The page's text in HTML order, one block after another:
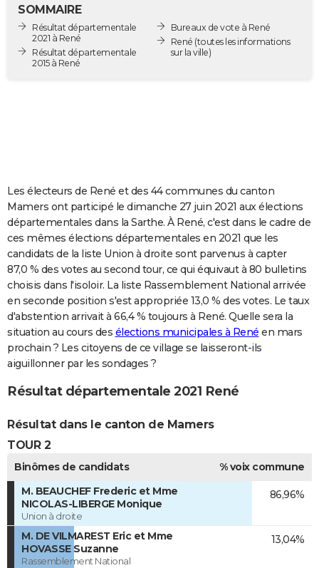
Destinations
City break
Voyage nature
Voyage de noces
Forum
Climat
GUIDES D'ACHAT
COPAINS D'AVANT
S'inscrire
Se connecter
Lycées
Collèges
Primaires
Universités
Entreprises
Service militaire
Avis de recherche
AVIS DE DÉCÈS
FORUM
Bricolage
Lifestyle
Culture
Sport
Auto
Television
Voyage
Cinema
SOMMAIRE
Résultat départementale
2021 à René
Résultat départementale
2015 à René
Bureaux de vote à René
René (toutes les informations
sur la ville)
Les électeurs de René et des 44 communes du canton
Mamers ont participé le dimanche 27 juin 2021 aux élections
départementales dans la Sarthe. À René, c'est dans le cadre de
ces mêmes élections départementales en 2021 que les
candidats de la liste Union à droite sont parvenus à capter
87,0 % des votes au second tour, ce qui équivaut à 80 bulletins
choisis dans l'isoloir. La liste Rassemblement National arrivée
en seconde position s'est appropriée 13,0 % des votes. Le taux
d'abstention arrivait à 66,4 % toujours à René. Quelle sera la
situation au cours des élections municipales à René en mars
prochain ? Les citoyens de ce village se laisseront-ils
aiguillonner par les sondages ?
Résultat départementale 2021 René
Résultat dans le canton de Mamers
TOUR 2
Binômes de candidats
% voix commune
M. BEAUCHEF Frederic et Mme
NICOLAS-LIBERGE Monique
Union à droite
86,96%
M. DE VILMAREST Eric et Mme
HOVASSE Suzanne
Rassemblement National
13,04%